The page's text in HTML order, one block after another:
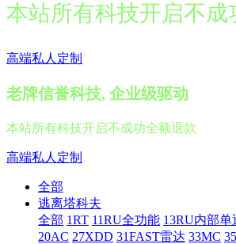
本站所有科技开启不成
高端私人定制
老牌信誉科技, 企业级驱动
本站所有科技开启不成功全额退款
高端私人定制
全部
逃离塔科夫
全部 1RT 11RU全功能 13RU内部单
20AC 27XDD 31FAST雷达 33MC